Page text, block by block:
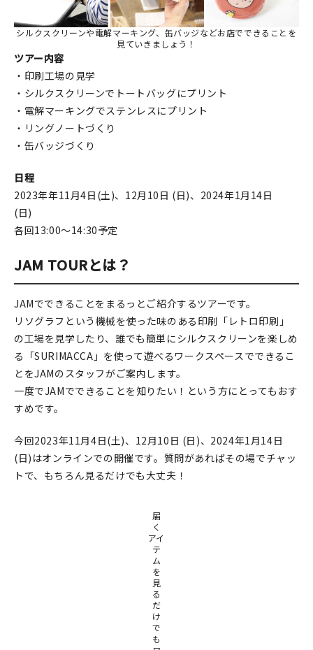
シルクスクリーンや電解マーキング、缶バッジなどお店でできることを
見ていきましょう！
ツアー内容
・印刷工場の見学
・シルクスクリーンでトートバッグにプリント
・電解マーキングでステンレスにプリント
・リングノートづくり
・缶バッジづくり
日程
2023年年11月4日(土)、12月10日 (日)、2024年1月14日
(日)
各回13:00～14:30予定
JAM TOURとは？
JAMでできることをまるっとご紹介するツアーです。
リソグラフという機械を使った味のある印刷「レトロ印刷」
の工場を見学したり、誰でも簡単にシルクスクリーンを楽しめ
る「SURIMACCA」を使って遊べるワークスペースでできるこ
とをJAMのスタッフがご案内します。
一度でJAMでできることを知りたい！という方にとってもおす
すめです。
今回2023年11月4日(土)、12月10日 (日)、2024年1月14日
(日)はオンラインでの開催です。質問があればその場でチャッ
トで、もちろん見るだけでも大丈夫！
届
く
アイ
テ
ム
を
見
る
だ
け
で
も